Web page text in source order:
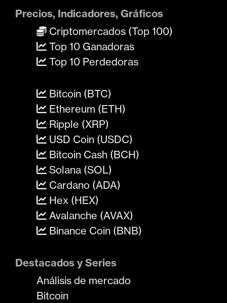
Precios, Indicadores, Gráficos
Criptomercados (Top 100)
Top 10 Ganadoras
Top 10 Perdedoras
Bitcoin (BTC)
Ethereum (ETH)
Ripple (XRP)
USD Coin (USDC)
Bitcoin Cash (BCH)
Solana (SOL)
Cardano (ADA)
Hex (HEX)
Avalanche (AVAX)
Binance Coin (BNB)
Destacados y Series
Análisis de mercado
Bitcoin